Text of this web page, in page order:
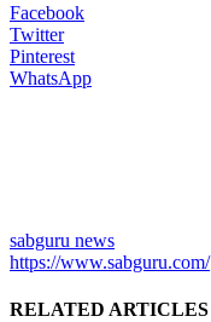
Facebook
Twitter
Pinterest
WhatsApp
sabguru news
https://www.sabguru.com/
RELATED ARTICLES